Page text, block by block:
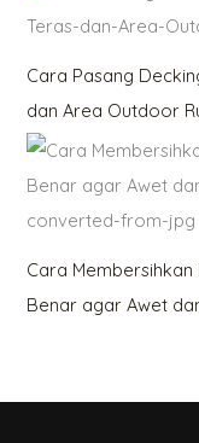
Cara Pasang
dan Area Outdoor
Cara
Benar agar Awet